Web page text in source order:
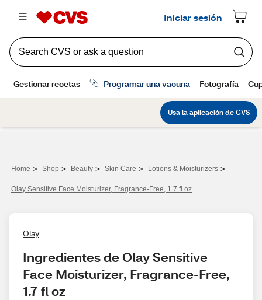
Home > Shop > Beauty > Skin Care > Lotions & Moisturizers >
Olay Sensitive Face Moisturizer, Fragrance-Free, 1.7 fl oz
Olay
Ingredientes de Olay Sensitive
Face Moisturizer, Fragrance-Free,
1.7 fl oz